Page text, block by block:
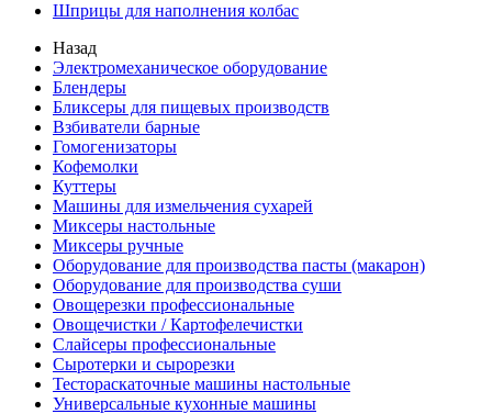
Шприцы для наполнения колбас
Назад
Электромеханическое оборудование
Блендеры
Бликсеры для пищевых производств
Взбиватели барные
Гомогенизаторы
Кофемолки
Куттеры
Машины для измельчения сухарей
Миксеры настольные
Миксеры ручные
Оборудование для производства пасты (макарон)
Оборудование для производства суши
Овощерезки профессиональные
Овощечистки / Картофелечистки
Слайсеры профессиональные
Сыротерки и сырорезки
Тестораскаточные машины настольные
Универсальные кухонные машины